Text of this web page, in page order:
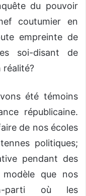
du pouvoir
coutumier en
empreinte de
soi-disant de
réalité?
été témoins
républicaine.
de nos écoles
politiques;
pendant des
que nos
parti où les